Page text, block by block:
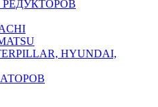
РЕДУКТОРОВ
HYUNDAI,